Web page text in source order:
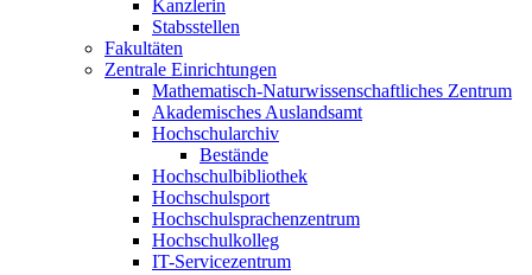
Kanzlerin
Stabsstellen
Fakultäten
Zentrale Einrichtungen
Mathematisch-Naturwissenschaftliches Zentrum
Akademisches Auslandsamt
Hochschularchiv
Bestände
Hochschulbibliothek
Hochschulsport
Hochschulsprachenzentrum
Hochschulkolleg
IT-Servicezentrum